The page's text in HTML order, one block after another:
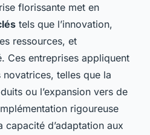
florissante met en
tels que l’innovation,
ressources, et
Ces entreprises appliquent
telles que la
ou l’expansion vers de
rigoureuse
capacité d’adaptation aux